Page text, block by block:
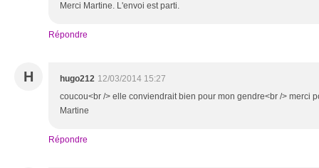
Merci Martine. L'envoi est parti.
Répondre
H hugo212 12/03/2014 15:27
coucou<br /> elle conviendrait bien pour mon gendre<br /> merci
Martine
Répondre